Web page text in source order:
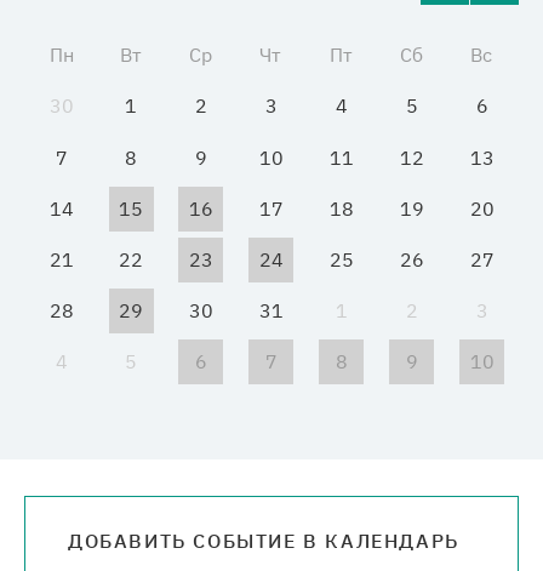
Пн Вт Ср Чт Пт Сб Вс
30 1 2 3 4 5 6
7 8 9 10 11 12 13
14 15 16 17 18 19 20
21 22 23 24 25 26 27
28 29 30 31 1 2 3
4 5 6 7 8 9 10
ДОБАВИТЬ СОБЫТИЕ В КАЛЕНДАРЬ
Проекты
Медиацентр
Карьера
Контакты